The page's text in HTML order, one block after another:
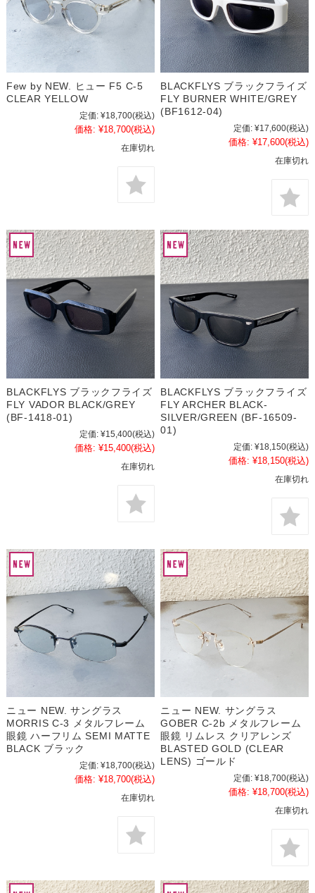
Few by NEW. ヒュー F5 C-5
CLEAR YELLOW
定価: ¥18,700(税込)
価格: ¥18,700(税込)
在庫切れ
BLACKFLYS ブラックフライズ
FLY BURNER WHITE/GREY
(BF1612-04)
定価: ¥17,600(税込)
価格: ¥17,600(税込)
在庫切れ
BLACKFLYS ブラックフライズ
FLY VADOR BLACK/GREY
(BF-1418-01)
定価: ¥15,400(税込)
価格: ¥15,400(税込)
在庫切れ
BLACKFLYS ブラックフライズ
FLY ARCHER BLACK-
SILVER/GREEN (BF-16509-
01)
定価: ¥18,150(税込)
価格: ¥18,150(税込)
在庫切れ
ニュー NEW. サングラス
MORRIS C-3 メタルフレーム
眼鏡 ハーフリム SEMI MATTE
BLACK ブラック
定価: ¥18,700(税込)
価格: ¥18,700(税込)
在庫切れ
ニュー NEW. サングラス
GOBER C-2b メタルフレーム
眼鏡 リムレス クリアレンズ
BLASTED GOLD (CLEAR
LENS) ゴールド
定価: ¥18,700(税込)
価格: ¥18,700(税込)
在庫切れ